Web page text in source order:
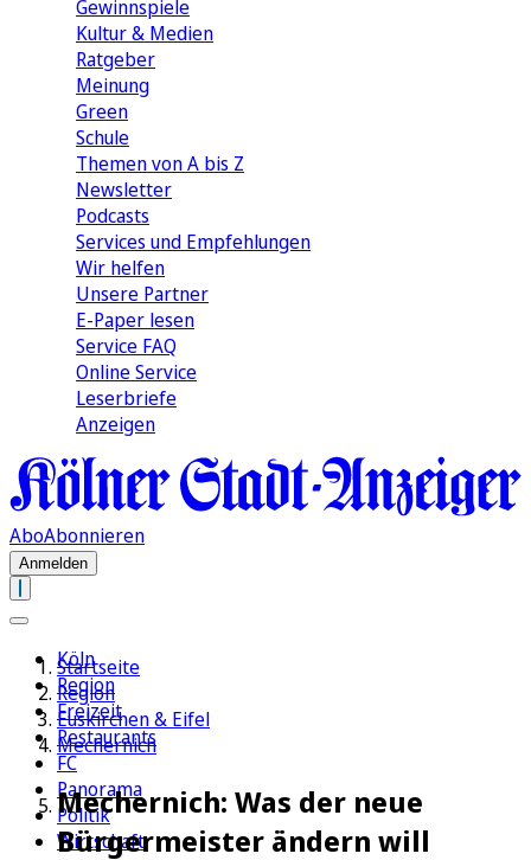
Gewinnspiele
Kultur & Medien
Ratgeber
Meinung
Green
Schule
Themen von A bis Z
Newsletter
Podcasts
Services und Empfehlungen
Wir helfen
Unsere Partner
E-Paper lesen
Service FAQ
Online Service
Leserbriefe
Anzeigen
AboAbonnieren
Anmelden
Köln
Region
Freizeit
Restaurants
FC
Panorama
Politik
Wirtschaft
Startseite
Region
Euskirchen & Eifel
Mechernich
Mechernich: Was der neue
Bürgermeister ändern will